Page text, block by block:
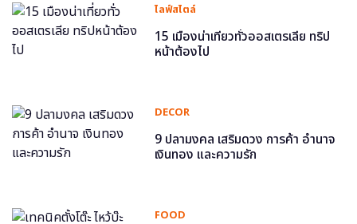
ไลฟ์สไตล์
15 เมืองน่าเที่ยวทั่วออสเตรเลีย ทริป
หน้าต้องไป
DECOR
9 ปลามงคล เสริมดวง การค้า อำนาจ
เงินทอง และความรัก
FOOD